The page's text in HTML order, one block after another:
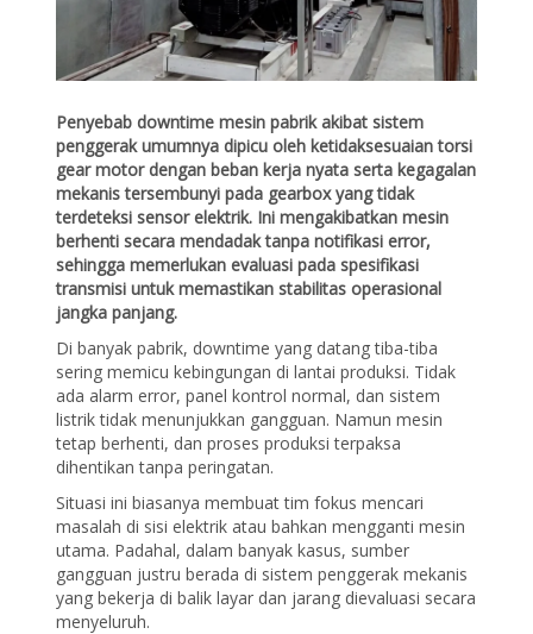
Penyebab downtime mesin pabrik akibat sistem
penggerak umumnya dipicu oleh ketidaksesuaian torsi
gear motor dengan beban kerja nyata serta kegagalan
mekanis tersembunyi pada gearbox yang tidak
terdeteksi sensor elektrik. Ini mengakibatkan mesin
berhenti secara mendadak tanpa notifikasi error,
sehingga memerlukan evaluasi pada spesifikasi
transmisi untuk memastikan stabilitas operasional
jangka panjang.
Di banyak pabrik, downtime yang datang tiba-tiba
sering memicu kebingungan di lantai produksi. Tidak
ada alarm error, panel kontrol normal, dan sistem
listrik tidak menunjukkan gangguan. Namun mesin
tetap berhenti, dan proses produksi terpaksa
dihentikan tanpa peringatan.
Situasi ini biasanya membuat tim fokus mencari
masalah di sisi elektrik atau bahkan mengganti mesin
utama. Padahal, dalam banyak kasus, sumber
gangguan justru berada di sistem penggerak mekanis
yang bekerja di balik layar dan jarang dievaluasi secara
menyeluruh.